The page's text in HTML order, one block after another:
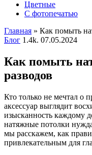
Цветные
С фотопечатью
Главная » Как помыть
Блог 1.4k. 07.05.2024
Как помыть
разводов
Кто только не мечтал о
аксессуар выглядит
изысканность каждому
натяжные потолки
мы расскажем, как
привлекательным для